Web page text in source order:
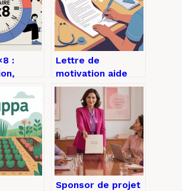
:
Lettre de
motivation aide
soignante :
exemples,
structure et
conseils concrets
Sponsor de projet